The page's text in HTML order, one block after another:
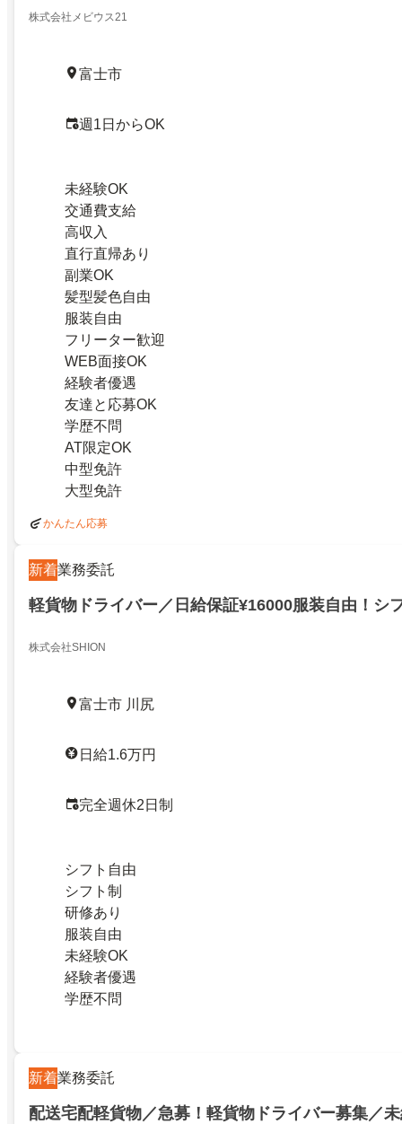
株式会社メビウス21
富士市
週1日からOK
未経験OK
交通費支給
高収入
直行直帰あり
副業OK
髪型髪色自由
服装自由
フリーター歓迎
WEB面接OK
経験者優遇
友達と応募OK
学歴不問
AT限定OK
中型免許
大型免許
かんたん応募
新着業務委託
軽貨物ドライバー／日給保証¥16000服装自由！シ
株式会社SHION
富士市 川尻
日給1.6万円
完全週休2日制
シフト自由
シフト制
研修あり
服装自由
未経験OK
経験者優遇
学歴不問
新着業務委託
配送宅配軽貨物／急募！軽貨物ドライバー募集／